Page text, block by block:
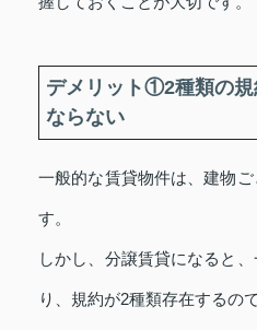
デメリット①2種類の
ならない
一般的な賃貸物件は、建物
す。
しかし、分譲賃貸になると
り、規約が2種類存在するので